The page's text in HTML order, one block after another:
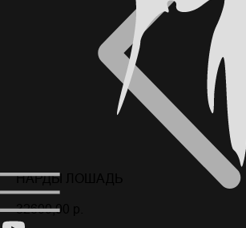
НАРДЫ ЛОШАДЬ
32600,00